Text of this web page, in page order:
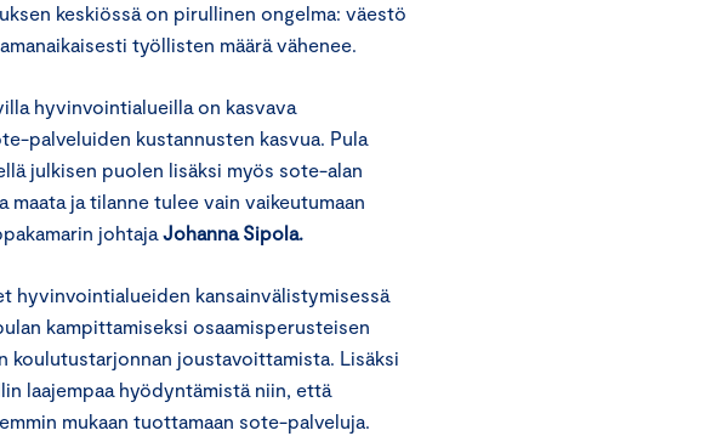
keskiössä on pirullinen ongelma: väestö
työllisten määrä vähenee.
hyvinvointialueilla on kasvava
palveluiden kustannusten kasvua. Pula
julkisen puolen lisäksi myös sote-alan
ja tilanne tulee vain vaikeutumaan
johtaja Johanna Sipola.
hyvinvointialueiden kansainvälistymisessä
kampittamiseksi osaamisperusteisen
koulutustarjonnan joustavoittamista. Lisäksi
laajempaa hyödyntämistä niin, että
mukaan tuottamaan sote-palveluja.